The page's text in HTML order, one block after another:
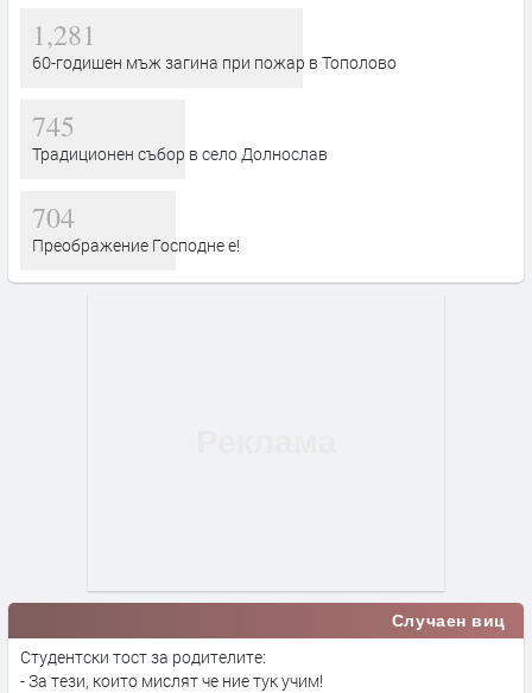
1,281
60-годишен мъж загина при пожар в Тополово
745
Традиционен събор в село Долнослав
704
Преображение Господне е!
Случаен виц
Студентски тост за родителите:
- За тези, които мислят че ние тук учим!